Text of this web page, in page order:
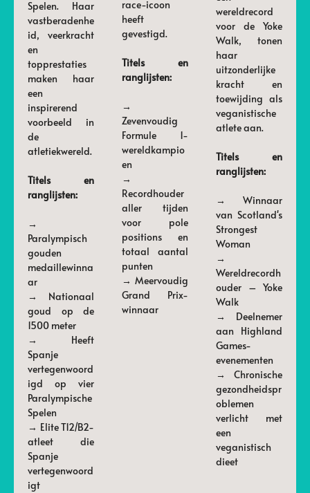
Spelen. Haar
vastberadenhe
id, veerkracht
en
topprestaties
maken haar
een
inspirerend
voorbeeld in
de
atletiekwereld.
Titels en
ranglijsten:
→
Paralympisch
gouden
medaillewinna
ar
→ Nationaal
goud op de
1500 meter
→ Heeft
Spanje
vertegenwoord
igd op vier
Paralympische
Spelen
→ Elite T12/B2-
atleet die
Spanje
vertegenwoord
igt
race-icoon
heeft
gevestigd.
Titels en
ranglijsten:
→
Zevenvoudig
Formule 1-
wereldkampio
en
→
Recordhouder
aller tijden
voor pole
positions en
totaal aantal
punten
→ Meervoudig
Grand Prix-
winnaar
wereldrecord
voor de Yoke
Walk, tonen
haar
uitzonderlijke
kracht en
toewijding als
veganistische
atlete aan.
Titels en
ranglijsten:
→ Winnaar
van Scotland's
Strongest
Woman
→
Wereldrecordh
ouder – Yoke
Walk
→ Deelnemer
aan Highland
Games-
evenementen
→ Chronische
gezondheidspr
oblemen
verlicht met
een
veganistisch
dieet